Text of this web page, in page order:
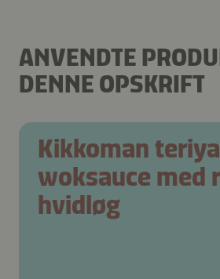
ANVENDTE
DENNE OPSKRIFT
Kikkoman
woksauce med
hvidløg